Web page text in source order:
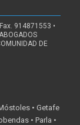
914871553 •
DE
• Getafe
• Parla •